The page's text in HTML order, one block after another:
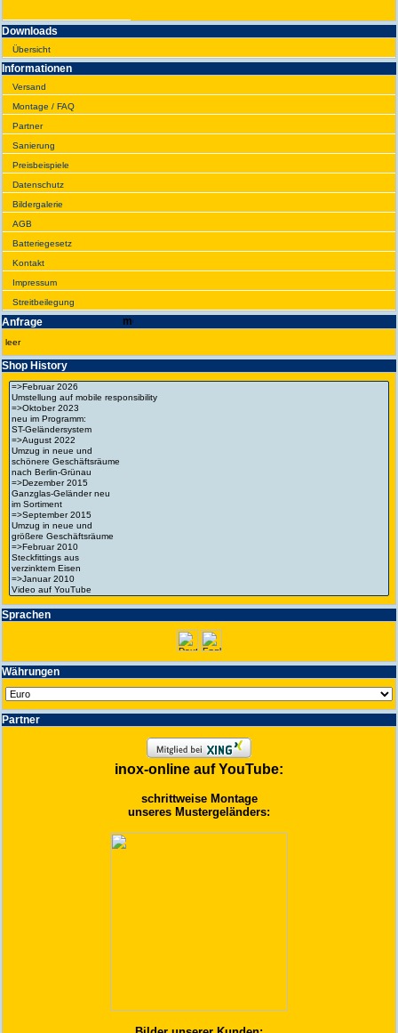
Downloads
Übersicht
Infor­ma­tionen
Versand
Montage / FAQ
Partner
Sanie­rung
Preis­beispiele
Daten­schutz
Bilder­galerie
AGB
Batte­rie­gesetz
Kontakt
Impres­sum
Streit­bei­legung
Anfrage
leer
Shop History
Spra­chen
Wäh­run­gen
Partner
inox-online auf YouTube:
schrittweise Montage
unseres Mustergeländers: